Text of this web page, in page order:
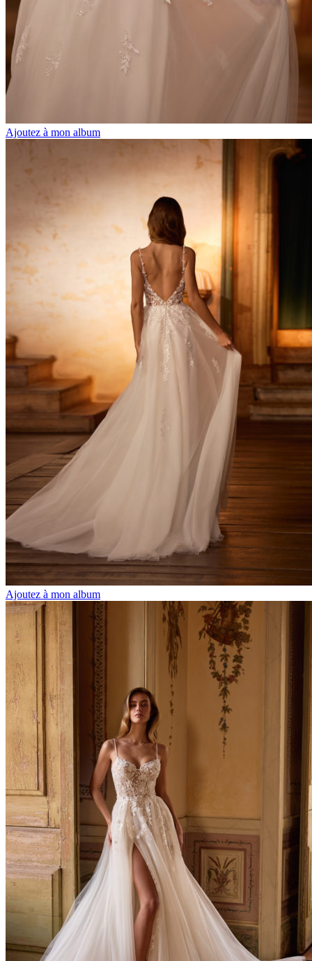
Ajoutez à mon album
Ajoutez à mon album